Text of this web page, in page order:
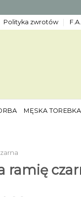
Polityka zwrotów
MĘSKA TOREBKA
ramię